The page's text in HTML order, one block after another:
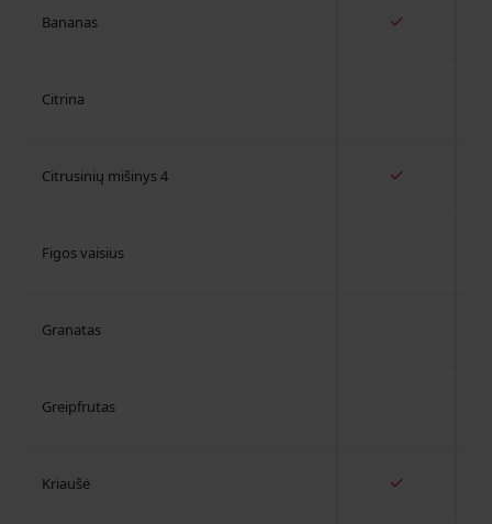
Bananas ✓
Citrina
Citrusinių mišinys 4 ✓
Figos vaisius
Granatas
Greipfrutas
Kriaušė ✓